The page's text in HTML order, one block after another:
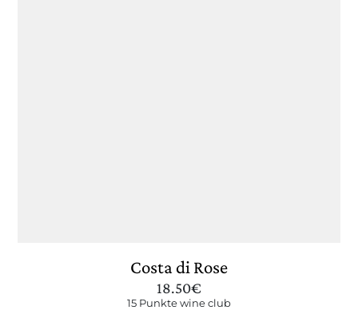
Costa di Rose
18.50€
15 Punkte wine club